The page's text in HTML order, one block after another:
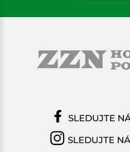
SLEDUJTE
SLEDUJTE